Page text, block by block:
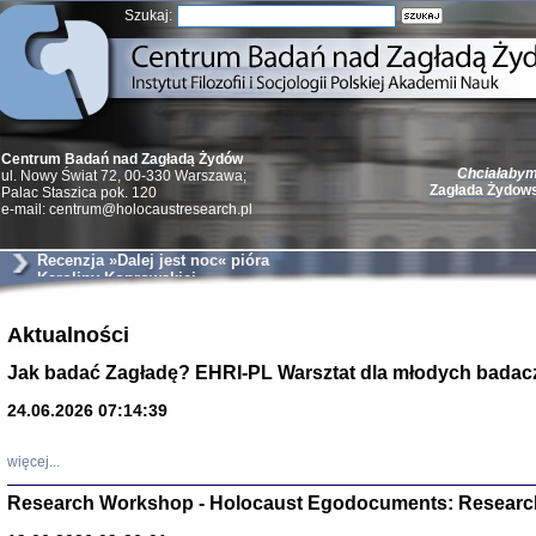
Szukaj:
Zagłada
Natalia Aleksiun,
Deborah Dash
Turski, Laurence
Centrum Badań nad Zagładą Żydów
ul. Nowy Świat 72, 00-330 Warszawa;
Palac Staszica pok. 120
e-mail: centrum@holocaustresearch.pl
Recenzja »Dalej jest noc« pióra
Karoliny Koprowskiej
Aktualności
Jak badać Zagładę? EHRI-PL Warsztat dla młodych
24.06.2026 07:14:39
więcej...
Research Workshop - Holocaust Egodocuments: